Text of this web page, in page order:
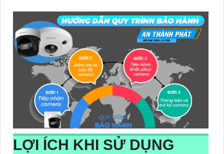
LỢI ÍCH KHI SỬ DỤNG